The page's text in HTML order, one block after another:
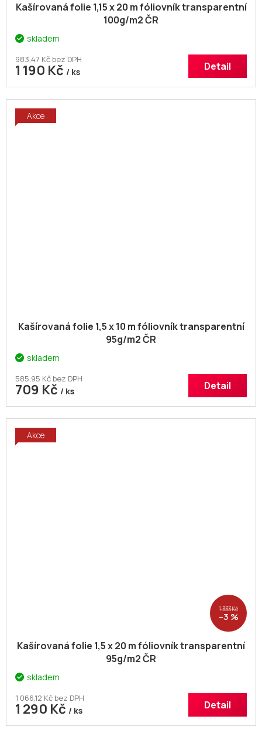
Kašírovaná folie 1,15 x 20 m fóliovník transparentní
100g/m2 ČR
skladem
983,47 Kč bez DPH
1 190 Kč / ks Detail
Akce
Kašírovaná folie 1,5 x 10 m fóliovník transparentní
95g/m2 ČR
skladem
585,95 Kč bez DPH
709 Kč / ks Detail
Akce
1 333 Kč
–3 %
Kašírovaná folie 1,5 x 20 m fóliovník transparentní
95g/m2 ČR
skladem
1 066,12 Kč bez DPH
1 290 Kč / ks Detail